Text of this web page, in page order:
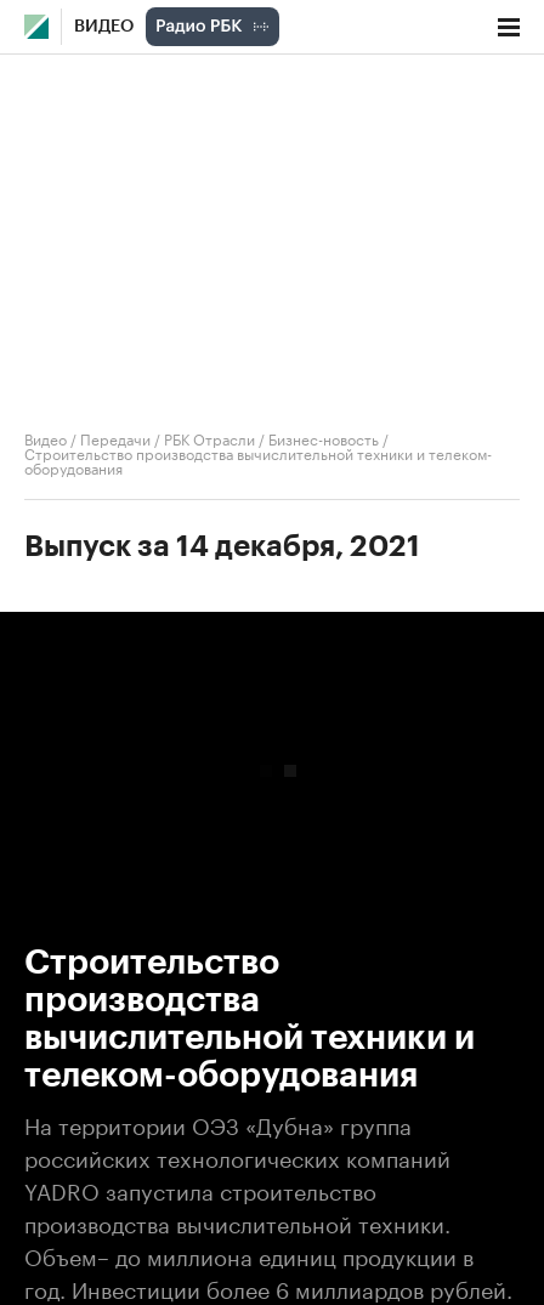
ВИДЕО
Видео / Передачи / РБК Отрасли / Бизнес-новость /
Строительство производства вычислительной техники и телеком-
оборудования
Выпуск за 14 декабря, 2021
Строительство
производства
вычислительной техники и
телеком-оборудования
На территории ОЭЗ «Дубна» группа
российских технологических компаний
YADRO запустила строительство
производства вычислительной техники.
Объем– до миллиона единиц продукции в
год. Инвестиции более 6 миллиардов рублей.